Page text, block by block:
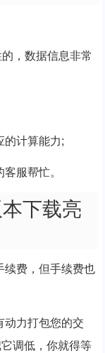
，数据信息非常
的计算能力;
服帮忙。
下载亮
续费，但手续费也
动力打包您的交
调低，你就得等